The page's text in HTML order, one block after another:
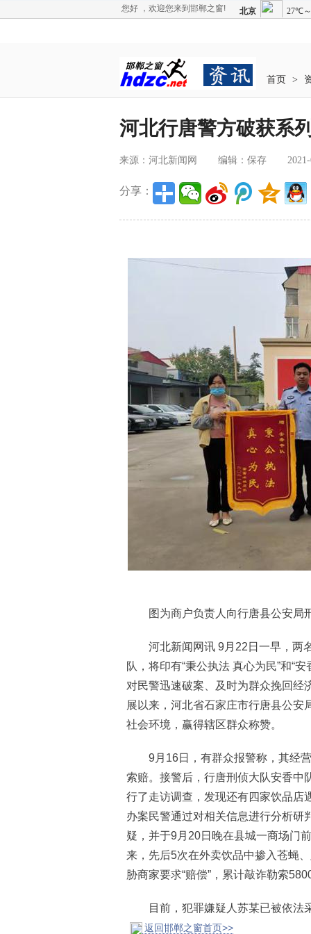
您好 ，欢迎您来到邯郸之窗!
首页 >
河北行唐警方破获系
来源：河北新闻网 编辑：保存
分享：
图为商户负责人向行唐县公安局
河北新闻网讯 9月22日一早，两
队，将印有“秉公执法 真心为民”和“
对民警迅速破案、及时为群众挽回经
展以来，河北省石家庄市行唐县公安
社会环境，赢得辖区群众称赞。
9月16日，有群众报警称，其经营
索赔。接警后，行唐刑侦大队安香中
行了走访调查，发现还有四家饮品店
办案民警通过对相关信息进行分析研
疑，并于9月20日晚在县城一商场门
来，先后5次在外卖饮品中掺入苍蝇
胁商家要求“赔偿”，累计敲诈勒索
目前，犯罪嫌疑人苏某已被依法
返回邯郸之窗首页>>